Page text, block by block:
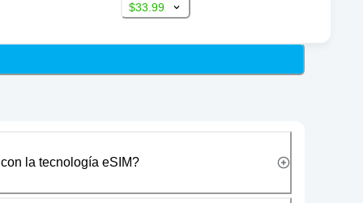
$33.99
la tecnología eSIM?